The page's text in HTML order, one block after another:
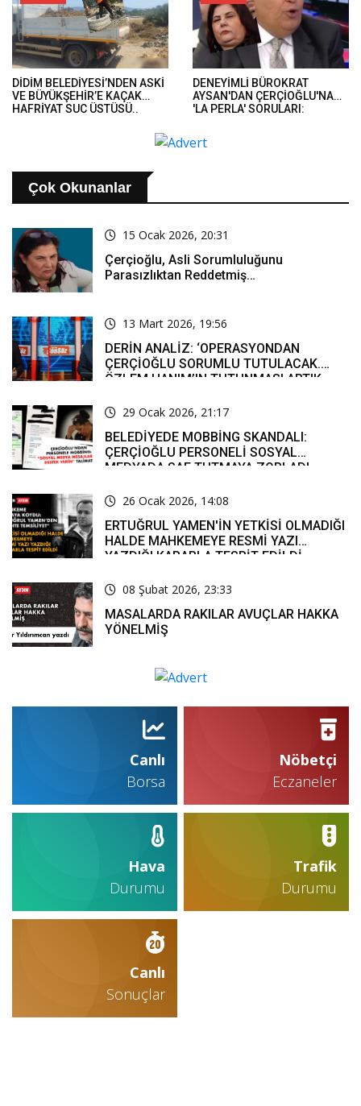
DİDİM BELEDİYESİ’NDEN ASKİ
VE BÜYÜKŞEHİR’E KAÇAK
HAFRİYAT SUÇ ÜSTÜSÜ..
DENEYİMLİ BÜROKRAT
AYSAN'DAN ÇERÇİOĞLU'NA
'LA PERLA' SORULARI:
Çok Okunanlar
15 Ocak 2026, 20:31
Çerçioğlu, Asli Sorumluluğunu
Parasızlıktan Reddetmiş…
13 Mart 2026, 19:56
DERİN ANALİZ: ‘OPERASYONDAN
ÇERÇİOĞLU SORUMLU TUTULACAK.
ÖZLEM HANIM’IN TUTUNMASI ARTIK
29 Ocak 2026, 21:17
BELEDİYEDE MOBBİNG SKANDALI:
ÇERÇİOĞLU PERSONELİ SOSYAL
MEDYADA SAF TUTMAYA ZORLADI
26 Ocak 2026, 14:08
ERTUĞRUL YAMEN'İN YETKİSİ OLMADIĞI
HALDE MAHKEMEYE RESMİ YAZI
YAZDIĞI KARARLA TESPİT EDİLDİ
08 Şubat 2026, 23:33
MASALARDA RAKILAR AVUÇLAR HAKKA
YÖNELMİŞ
Canlı
Borsa
Nöbetçi
Eczaneler
Hava
Durumu
Trafik
Durumu
Canlı
Sonuçlar